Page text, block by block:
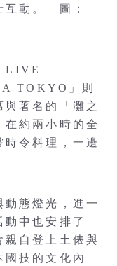
互動。 圖：
LIVE
TOKYO」則
著名的「灘之
約兩小時的全
令料理，一邊
態燈光，進一
中也安排了
親自登上土俵與
國技的文化內